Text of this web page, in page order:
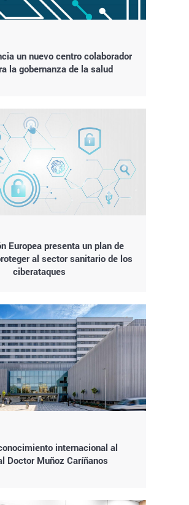
un nuevo centro colaborador
la gobernanza de la salud
Europea presenta un plan de
al sector sanitario de los
ciberataques
internacional al
Doctor Muñoz Caríñanos